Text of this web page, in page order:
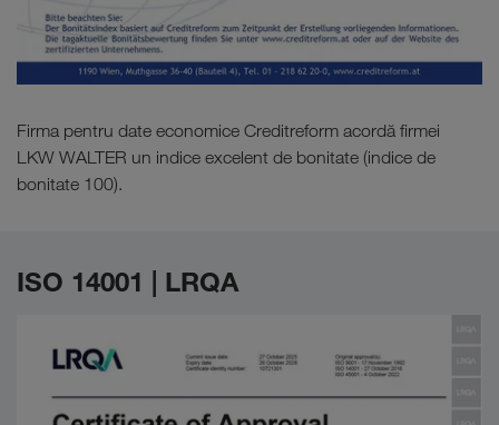
Firma pentru date economice Creditreform acordă firmei
LKW WALTER un indice excelent de bonitate (indice de
bonitate 100).
ISO 14001 | LRQA